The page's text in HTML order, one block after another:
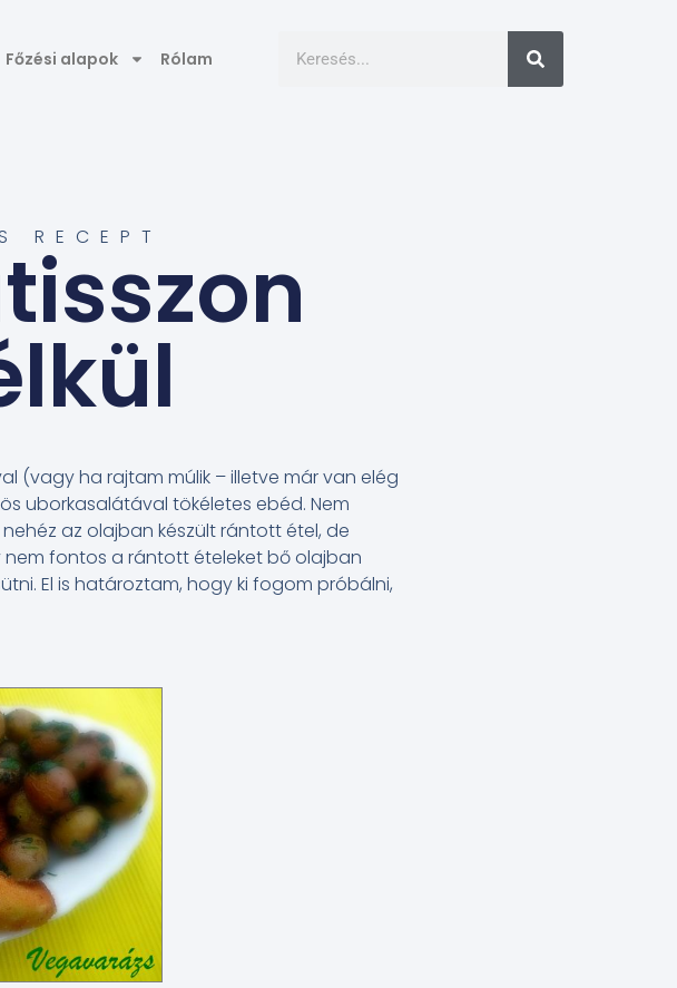
Főzési alapok Rólam
RECEPT
(vagy ha rajtam múlik – illetve már van elég
uborkasalátával tökéletes ebéd. Nem
az olajban készült rántott étel, de
fontos a rántott ételeket bő olajban
El is határoztam, hogy ki fogom próbálni,